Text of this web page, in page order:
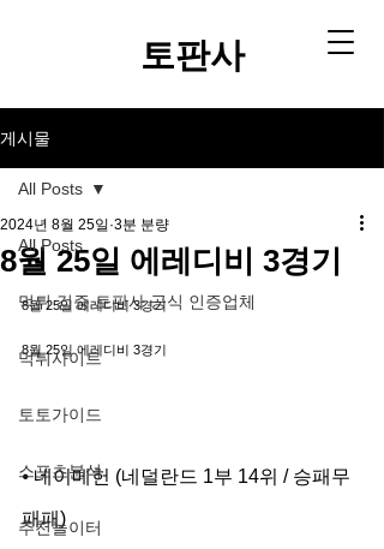
토판사​
게시물
All Posts
먹튀 검증 토판사 공식 인증업체
먹튀사이트
토토가이드
스포츠분석
추천놀이터
All Posts
8월 25일 에레디비 3경기
2024년 8월 25일 3분 분량
8월 25일 에레디비 3경기
8월 25일 에레디비 3경기
⦁ 네이메헌 (네덜란드 1부 14위 / 승패무
패패)